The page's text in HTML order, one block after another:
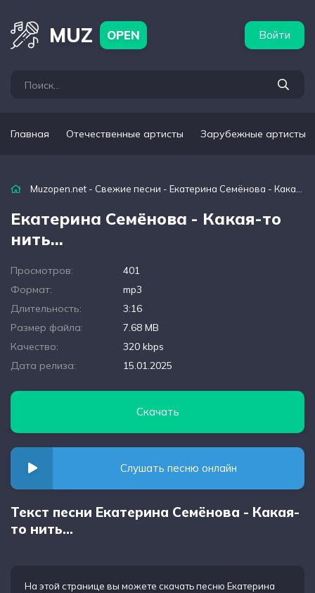
MUZ OPEN Войти
Главная Отечественные артисты Зарубежные артисты
Muzopen.net - Свежие песни - Екатерина Семёнова - Какая-то нить…
Екатерина Семёнова - Какая-то
нить…
Просмотров:
401
Формат:
mp3
Длительность:
3:16
Размер файла:
7.68 MB
Качество:
320 kbps
Дата релиза:
15.01.2025
Скачать
Слушать песню онлайн
Текст песни Екатерина Семёнова - Какая-
то нить…
На этой странице вы можете скачать песню Екатерина
артисты Популярные подборки